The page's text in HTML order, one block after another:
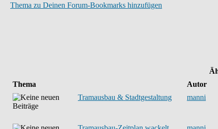
Thema zu Deinen Forum-Bookmarks hinzufügen
Thema
Autor
Tramausbau & Stadtgestaltung
manni